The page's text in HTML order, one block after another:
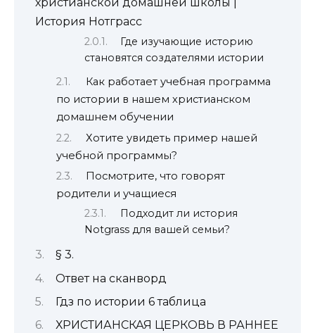
История Нотграсс
Где изучающие историю
становятся создателями истории
Как работает учебная программа
по истории в нашем христианском
домашнем обучении
Хотите увидеть пример нашей
учебной программы?
Посмотрите, что говорят
родители и учащиеся
Подходит ли история
Notgrass для вашей семьи?
§ 3.
Ответ на сканворд
Гдз по истории 6 таблица
ХРИСТИАНСКАЯ ЦЕРКОВЬ В РАННЕЕ